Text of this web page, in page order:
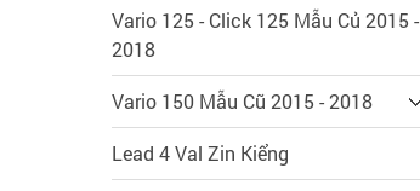
Vario 125 - Click 125 Mẫu Củ 2015 -
2018
Vario 150 Mẫu Cũ 2015 - 2018
Lead 4 Val Zin Kiểng